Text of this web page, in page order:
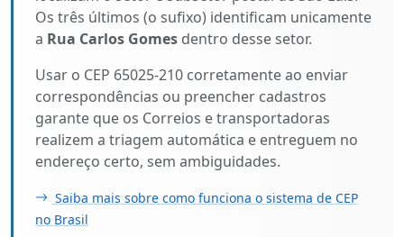
Os três últimos (o sufixo) identificam unicamente
a Rua Carlos Gomes dentro desse setor.
Usar o CEP 65025-210 corretamente ao enviar
correspondências ou preencher cadastros
garante que os Correios e transportadoras
realizem a triagem automática e entreguem no
endereço certo, sem ambiguidades.
Saiba mais sobre como funciona o sistema de CEP
no Brasil